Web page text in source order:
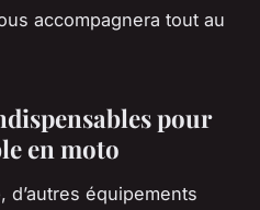
accompagnera tout au
pour
en moto
, d’autres équipements